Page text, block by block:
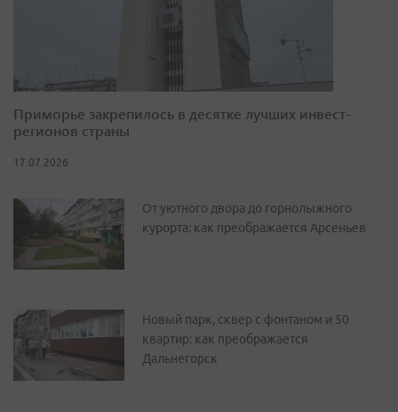
Приморье закрепилось в десятке лучших инвест-
регионов страны
17.07.2026
От уютного двора до горнолыжного
курорта: как преображается Арсеньев
Новый парк, сквер с фонтаном и 50
квартир: как преображается
Дальнегорск